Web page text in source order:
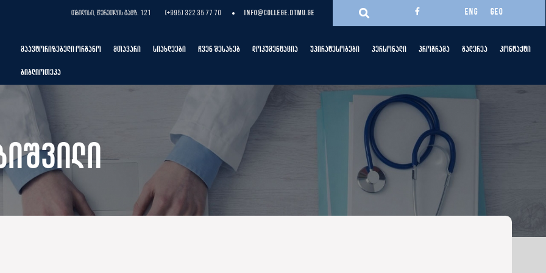
თბილისი, წერეთლის გამზ. 121 (+995) 322 35 77 70 info@college.dtmu.ge ENG
GEO
მაავტორიზებელი ორგანო მთავარი სიახლეები ჩვენ შესახებ დოკუმენტაცია უპირატესობები პერსონალი პროგრამა გალერეა კონტაქტი
ბიბლიოთეკა